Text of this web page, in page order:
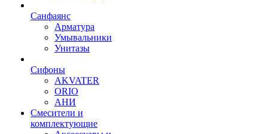
Санфаянс
Арматура
Умывальники
Унитазы
Сифоны
AKVATER
ORIO
АНИ
Смесители и
комплектующие